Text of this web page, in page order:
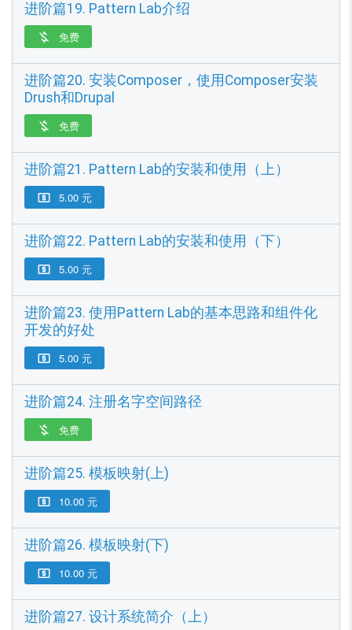
进阶篇19. Pattern Lab介绍
 免费
进阶篇20. 安装Composer，使用Composer安装
Drush和Drupal
 免费
进阶篇21. Pattern Lab的安装和使用（上）
 5.00 元
进阶篇22. Pattern Lab的安装和使用（下）
 5.00 元
进阶篇23. 使用Pattern Lab的基本思路和组件化
开发的好处
 5.00 元
进阶篇24. 注册名字空间路径
 免费
进阶篇25. 模板映射(上)
 10.00 元
进阶篇26. 模板映射(下)
 10.00 元
进阶篇27. 设计系统简介（上）